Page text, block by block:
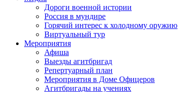
Дороги военной истории
Россия в мундире
Горячий интерес к холодному оружию
Виртуальный тур
Мероприятия
Афиша
Выезды агитбригад
Репертуарный план
Мероприятия в Доме Офицеров
Агитбригады на учениях